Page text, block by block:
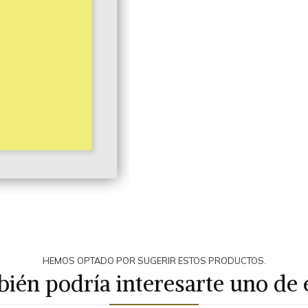
HEMOS OPTADO POR SUGERIR ESTOS PRODUCTOS.
podría interesarte uno de